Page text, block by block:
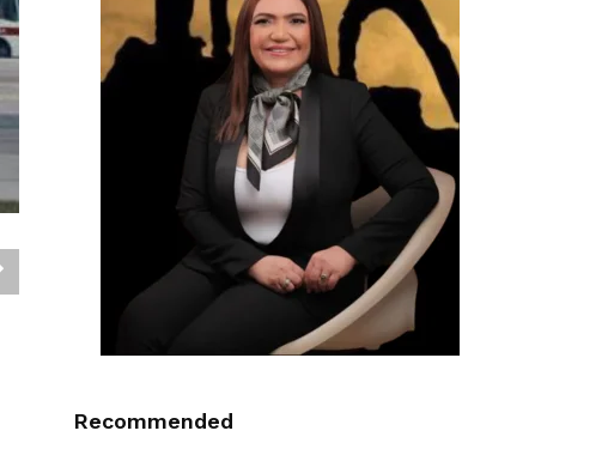
Recommended